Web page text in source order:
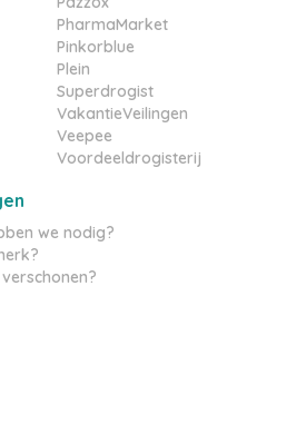
PharmaMarket
Pinkorblue
Plein
Superdrogist
VakantieVeilingen
Veepee
Voordeeldrogisterij
we nodig?